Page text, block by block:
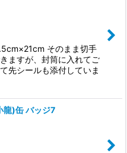
そのまま切手
ますが、封筒に入れてご
先シールも添付していま
龍)缶 バッジ7